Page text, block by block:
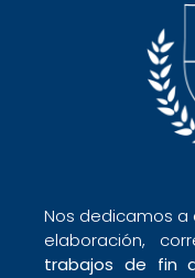
Nos dedicamos a
elaboración,
trabajos de fin